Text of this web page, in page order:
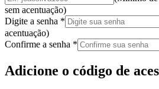
sem acentuação)
Digite a senha *
acentuação)
Confirme a senha *
Adicione o código de